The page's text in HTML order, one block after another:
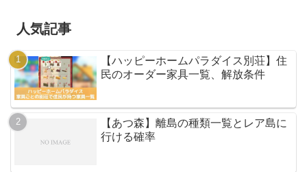
人気記事
【ハッピーホームパラダイス別荘】住
民のオーダー家具一覧、解放条件
【あつ森】離島の種類一覧とレア島に
行ける確率